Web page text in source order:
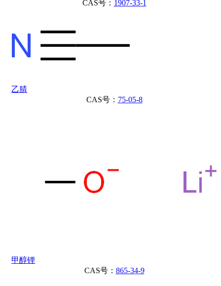
CAS号： 1907-33-1
乙腈
CAS号： 75-05-8
甲醇锂
CAS号： 865-34-9